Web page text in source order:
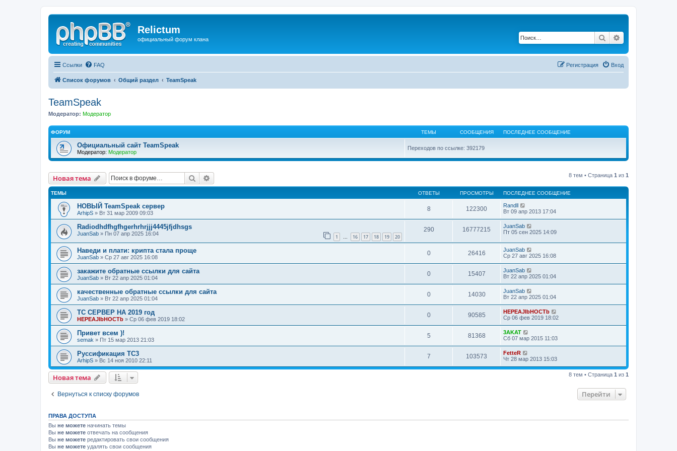
Relictum
официальный форум клана Поиск
Ссылки FAQ Вход
Регистрация
Список форумов Общий раздел TeamSpeak
TeamSpeak
Модератор: Модератор
ФОРУМ ТЕМЫ СООБЩЕНИЯ ПОСЛЕДНЕЕ СООБЩЕНИЕ
Официальный сайт TeamSpeak
Модератор: Модератор
Переходов по ссылке: 392179
Новая тема Поиск 8 тем • Страница 1 из 1
ТЕМЫ ОТВЕТЫ ПРОСМОТРЫ ПОСЛЕДНЕЕ СООБЩЕНИЕ
НОВЫЙ TeamSpeak сервер
ArhipS » Вт 31 мар 2009 09:03
8 122300
Randll
Вт 09 апр 2013 17:04
Radiodhdfhgfhgerhrhrjjj4445jfjdhsgs
JuanSab » Пн 07 апр 2025 16:04 1 … 16 17 18 19 20
290 16777215
JuanSab
Пт 05 сен 2025 14:09
Наведи и плати: крипта стала проще
JuanSab » Ср 27 авг 2025 16:08
0 26416
JuanSab
Ср 27 авг 2025 16:08
закажите обратные ссылки для сайта
JuanSab » Вт 22 апр 2025 01:04
0 15407
JuanSab
Вт 22 апр 2025 01:04
качественные обратные ссылки для сайта
JuanSab » Вт 22 апр 2025 01:04
0 14030
JuanSab
Вт 22 апр 2025 01:04
ТС СЕРВЕР НА 2019 год
HEPEAJIbHOCTb » Ср 06 фев 2019 18:02
0 90585
HEPEAJIbHOCTb
Ср 06 фев 2019 18:02
Привет всем )!
semak » Пт 15 мар 2013 21:03
5 81368
3AKAT
Сб 07 мар 2015 11:03
Руссификация ТС3
ArhipS » Вс 14 ноя 2010 22:11
7 103573
FetteR
Чт 28 мар 2013 15:03
Новая тема 8 тем • Страница 1 из 1
Вернуться к списку форумов Перейти
ПРАВА ДОСТУПА
Вы не можете начинать темы
Вы не можете отвечать на сообщения
Вы не можете редактировать свои сообщения
Вы не можете удалять свои сообщения